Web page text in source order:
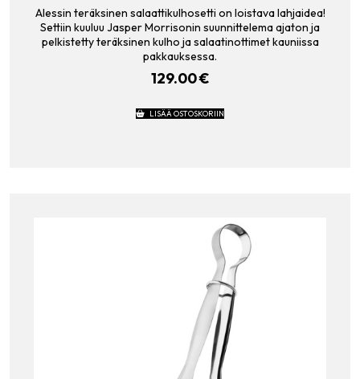
Alessin teräksinen salaattikulhosetti on loistava lahjaidea!
Settiin kuuluu Jasper Morrisonin suunnittelema ajaton ja
pelkistetty teräksinen kulho ja salaatinottimet kauniissa
pakkauksessa.
129.00€
LISÄÄ OSTOSKORIIN